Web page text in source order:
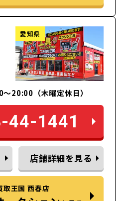
愛知県
20:00（木曜定休日）
44-1441
店舗詳細を見る
取王国 西春店